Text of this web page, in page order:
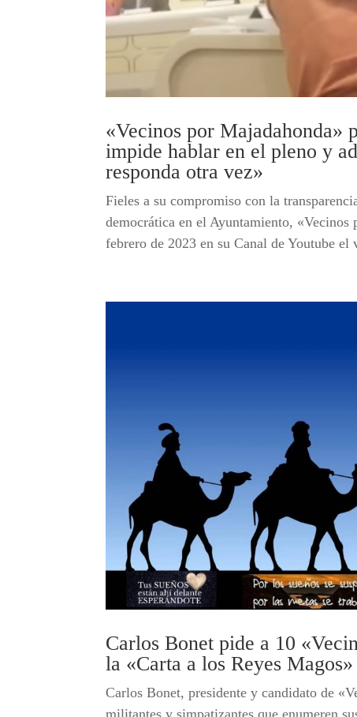
«Vecinos por Majadahonda»
impide hablar en el pleno y
responda otra vez»
Fieles a su compromiso con la
democrática en el Ayuntamiento,
febrero de 2023 en su Canal de Youtube
Carlos Bonet pide a 10
la «Carta a los Reyes Magos»
Carlos Bonet, presidente y candidato de
militantes y simpatizantes que enumeren